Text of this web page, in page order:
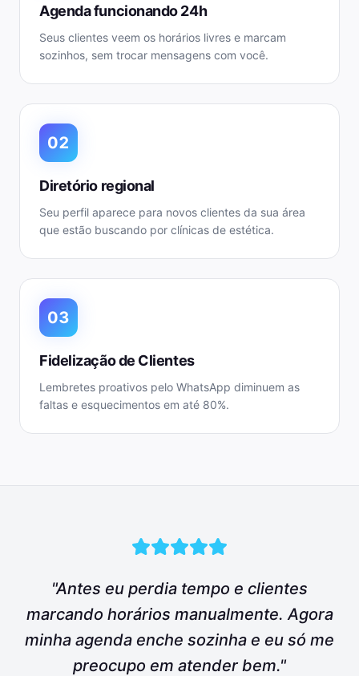
Agenda funcionando 24h
Seus clientes veem os horários livres e marcam
sozinhos, sem trocar mensagens com você.
02
Diretório regional
Seu perfil aparece para novos clientes da sua área
que estão buscando por clínicas de estética.
03
Fidelização de Clientes
Lembretes proativos pelo WhatsApp diminuem as
faltas e esquecimentos em até 80%.
"Antes eu perdia tempo e clientes
marcando horários manualmente. Agora
minha agenda enche sozinha e eu só me
preocupo em atender bem."